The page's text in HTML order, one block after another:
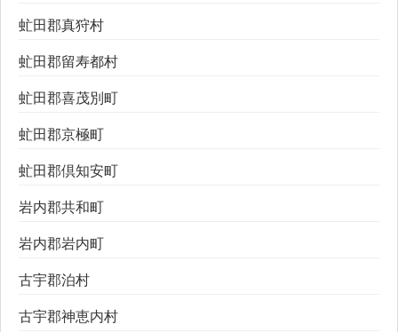
虻田郡真狩村
虻田郡留寿都村
虻田郡喜茂別町
虻田郡京極町
虻田郡倶知安町
岩内郡共和町
岩内郡岩内町
古宇郡泊村
古宇郡神恵内村